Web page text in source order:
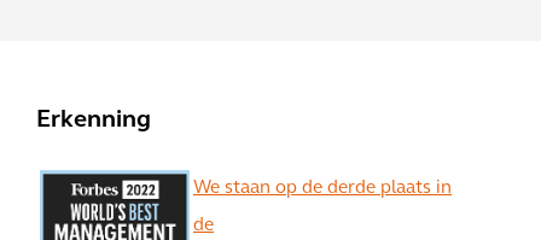
Erkenning
We staan op de derde plaats in
de